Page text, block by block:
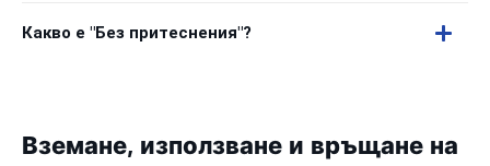
Какво е "Без притеснения"?
Вземане, използване и връщане на